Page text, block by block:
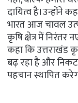
दायित्व है।उन्होंने
भारत आज चावल
कृषि क्षेत्र में निरंतर
कहा कि उत्तराखंड
बढ़ रहा है और
पहचान स्थापित